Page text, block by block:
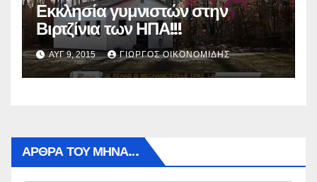
Εκκλησία γυμνιστών στην
Βιρτζίνια των ΗΠΑ!!!
ΑΥΓ 9, 2015 ΓΙΏΡΓΟΣ ΟΙΚΟΝΟΜΊΔΗΣ
ΑΡΘΡΑ ΤΟΥ ΜΉΝΑ…